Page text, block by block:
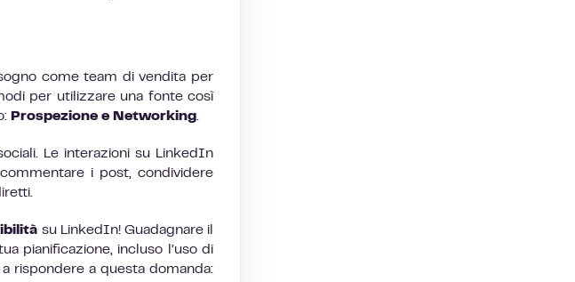
come team di vendita per
per utilizzare una fonte così
Prospezione e Networking.
Le interazioni su LinkedIn
i post, condividere
su LinkedIn! Guadagnare il
pianificazione, incluso l’uso di
rispondere a questa domanda: